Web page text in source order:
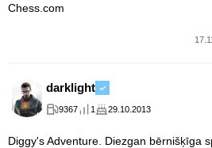
Chess.com
darklight
9367 1 29.10.2013
Diggy's Adventure. Diezgan bērnišķīga